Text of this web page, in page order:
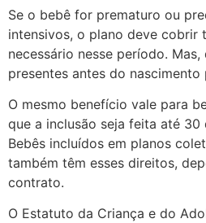
Se o bebê for prematuro ou
intensivos, o plano deve cobrir
necessário nesse período.
presentes antes do
O mesmo benefício vale para
que a inclusão seja feita até
Bebês incluídos em planos
também têm esses direitos,
contrato.
O Estatuto da Criança e do